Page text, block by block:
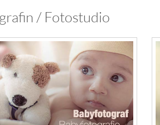
/ Fotostudio